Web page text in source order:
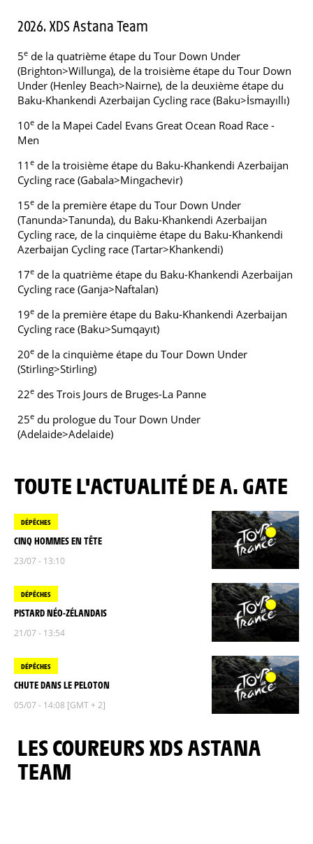
2026. XDS Astana Team
5e de la quatrième étape du Tour Down Under
(Brighton>Willunga), de la troisième étape du Tour Down
Under (Henley Beach>Nairne), de la deuxième étape du
Baku-Khankendi Azerbaijan Cycling race (Baku>İsmayıllı)
10e de la Mapei Cadel Evans Great Ocean Road Race -
Men
11 e de la troisième étape du Baku-Khankendi Azerbaijan
Cycling race (Gabala>Mingachevir)
15e de la première étape du Tour Down Under
(Tanunda>Tanunda), du Baku-Khankendi Azerbaijan
Cycling race, de la cinquième étape du Baku-Khankendi
Azerbaijan Cycling race (Tartar>Khankendi)
17e de la quatrième étape du Baku-Khankendi Azerbaijan
Cycling race (Ganja>Naftalan)
19e de la première étape du Baku-Khankendi Azerbaijan
Cycling race (Baku>Sumqayıt)
20e de la cinquième étape du Tour Down Under
(Stirling>Stirling)
22e des Trois Jours de Bruges-La Panne
25e du prologue du Tour Down Under
(Adelaide>Adelaide)
TOUTE L'ACTUALITÉ DE A. GATE
DÉPÊCHES
CINQ HOMMES EN TÊTE
23/07 - 13:10
DÉPÊCHES
PISTARD NÉO-ZÉLANDAIS
21/07 - 13:54
DÉPÊCHES
CHUTE DANS LE PELOTON
05/07 - 14:08 [GMT + 2]
LES COUREURS XDS ASTANA
TEAM